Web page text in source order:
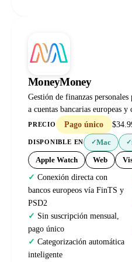
MoneyMoney
Gestión de finanzas
a cuentas bancarias europeas
PRECIO Pago único
DISPONIBLE EN ✓Mac ✓
Apple Watch Web
Conexión directa con
bancos europeos vía FinTS y
PSD2
Sin suscripción mensual,
pago único
Categorización automática
inteligente